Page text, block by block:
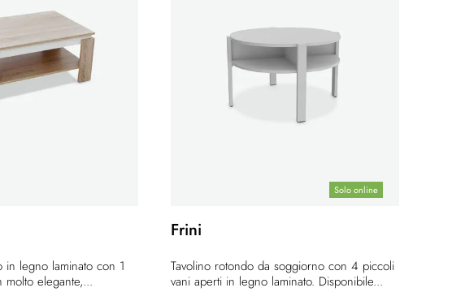
in legno laminato con 1
molto elegante,...
Solo online
Frini
Tavolino rotondo da soggiorno con 4 piccoli
vani aperti in legno laminato. Disponibile...